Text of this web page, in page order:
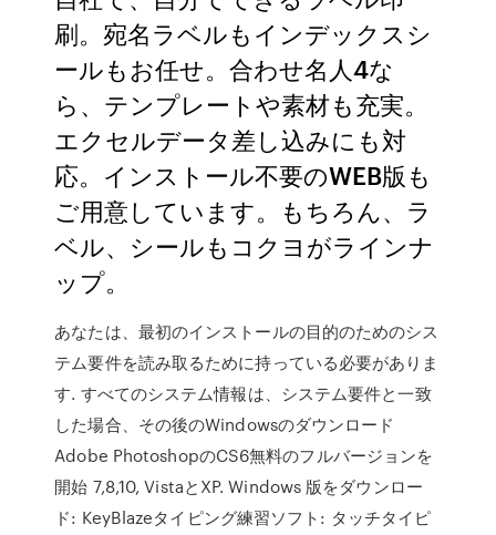
刷。宛名ラベルもインデックスシ
ールもお任せ。合わせ名人4な
ら、テンプレートや素材も充実。
エクセルデータ差し込みにも対
応。インストール不要のWEB版も
ご用意しています。もちろん、ラ
ベル、シールもコクヨがラインナ
ップ。
あなたは、最初のインストールの目的のためのシス
テム要件を読み取るために持っている必要がありま
す. すべてのシステム情報は、システム要件と一致
した場合、その後のWindowsのダウンロード
Adobe PhotoshopのCS6無料のフルバージョンを
開始 7,8,10, VistaとXP. Windows 版をダウンロー
ド: KeyBlazeタイピング練習ソフト: タッチタイピ